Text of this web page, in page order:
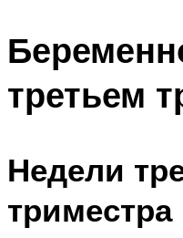
третьем
Недели
триместра